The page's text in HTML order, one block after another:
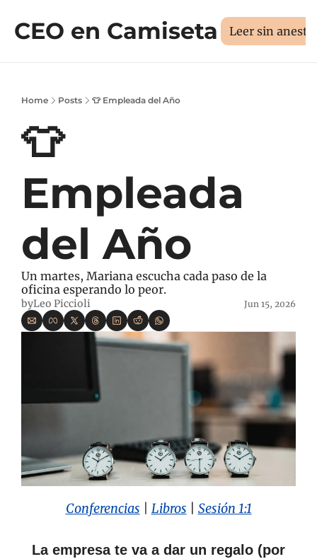
CEO en Camiseta
Medí tus 3D Sesión 1:1 Libros Manifiesto
Leer sin
Home Posts 👕 Empleada del Año
👕
Empleada
del Año
Un martes, Mariana escucha cada paso de la
oficina esperando lo peor.
byLeo Piccioli Jun 15, 2026
Conferencias Libros Sesión 1:1
La empresa te va a dar un regalo (por